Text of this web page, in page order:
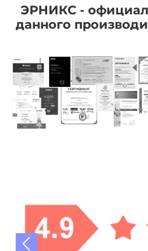
ЭРНИКС -
данного